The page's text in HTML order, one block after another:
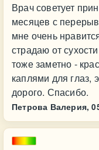
Врач советует
месяцев с
мне очень
страдаю от
тоже заметно -
каплями для глаз,
дорого. Спасибо.
Петрова Валерия,